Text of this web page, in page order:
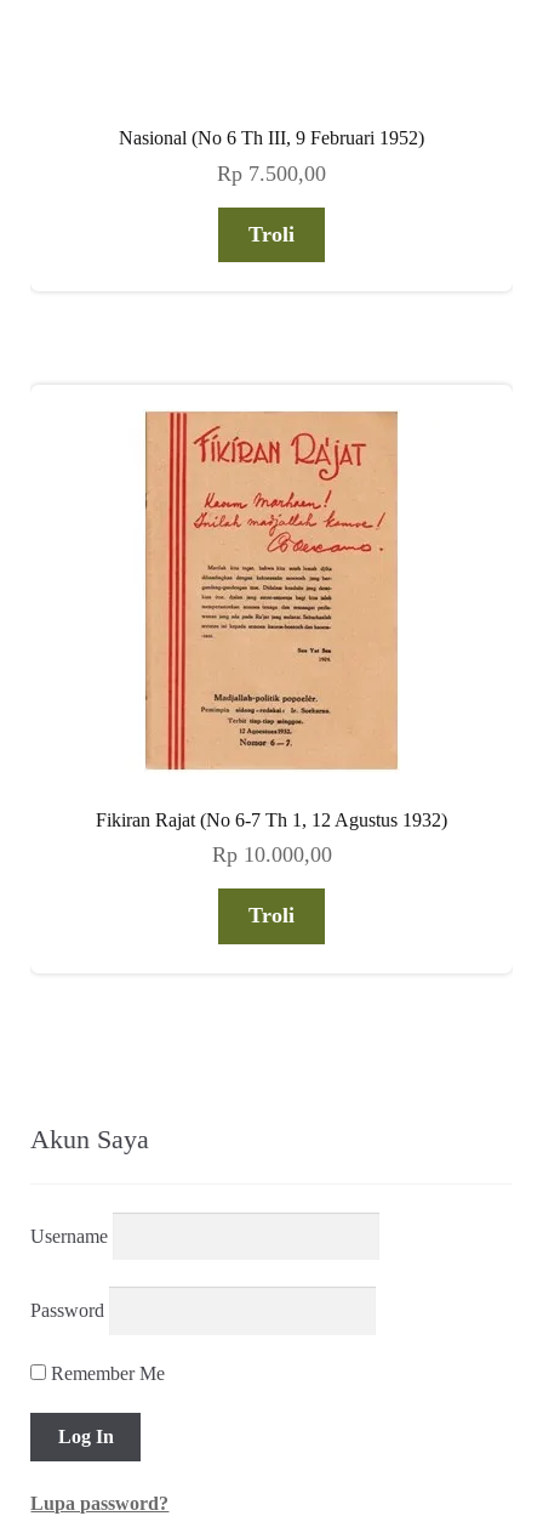
Nasional (No 6 Th III, 9 Februari 1952)
Rp 7.500,00
Troli
Fikiran Rajat (No 6-7 Th 1, 12 Agustus 1932)
Rp10.000,00
Troli
Akun Saya
Username
Password
Remember Me
Lupa password?